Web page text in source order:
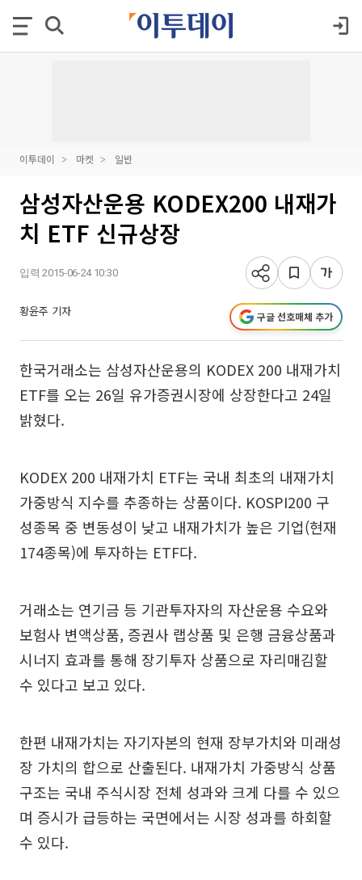
이투데이 마켓 일반
삼성자산운용 KODEX200 내재가
치 ETF 신규상장
입력 2015-06-24 10:30
황윤주 기자 구글 선호매체 추가
한국거래소는 삼성자산운용의 KODEX 200 내재가치
ETF를 오는 26일 유가증권시장에 상장한다고 24일
밝혔다.
KODEX 200 내재가치 ETF는 국내 최초의 내재가치
가중방식 지수를 추종하는 상품이다. KOSPI200 구
성종목 중 변동성이 낮고 내재가치가 높은 기업(현재
174종목)에 투자하는 ETF다.
거래소는 연기금 등 기관투자자의 자산운용 수요와
보험사 변액상품, 증권사 랩상품 및 은행 금융상품과
시너지 효과를 통해 장기투자 상품으로 자리매김할
수 있다고 보고 있다.
한편 내재가치는 자기자본의 현재 장부가치와 미래성
장 가치의 합으로 산출된다. 내재가치 가중방식 상품
구조는 국내 주식시장 전체 성과와 크게 다를 수 있으
며 증시가 급등하는 국면에서는 시장 성과를 하회할
수 있다.